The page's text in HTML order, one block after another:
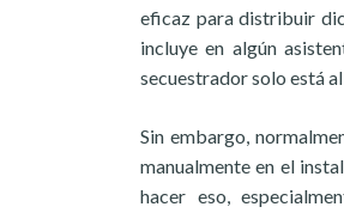
eficaz para distribuir
incluye en algún
secuestrador solo está
Sin embargo,
manualmente en el
hacer eso,